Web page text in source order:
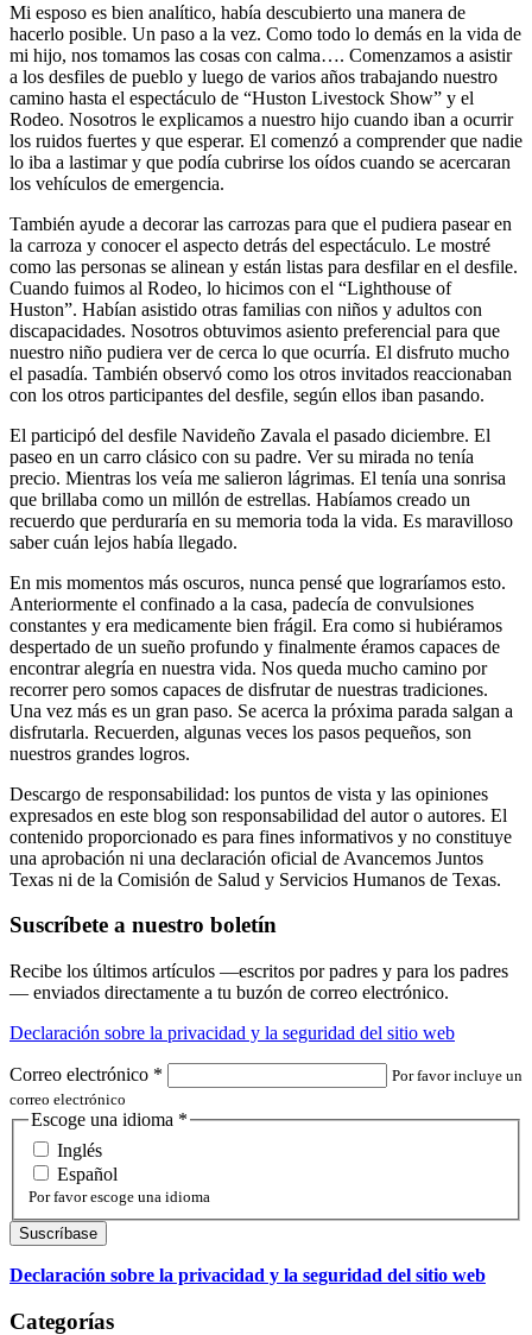
Mi esposo es bien analítico, había descubierto una manera de
hacerlo posible. Un paso a la vez. Como todo lo demás en la vida de
mi hijo, nos tomamos las cosas con calma…. Comenzamos a asistir
a los desfiles de pueblo y luego de varios años trabajando nuestro
camino hasta el espectáculo de “Huston Livestock Show” y el
Rodeo. Nosotros le explicamos a nuestro hijo cuando iban a ocurrir
los ruidos fuertes y que esperar. El comenzó a comprender que nadie
lo iba a lastimar y que podía cubrirse los oídos cuando se acercaran
los vehículos de emergencia.
También ayude a decorar las carrozas para que el pudiera pasear en
la carroza y conocer el aspecto detrás del espectáculo. Le mostré
como las personas se alinean y están listas para desfilar en el desfile.
Cuando fuimos al Rodeo, lo hicimos con el “Lighthouse of
Huston”. Habían asistido otras familias con niños y adultos con
discapacidades. Nosotros obtuvimos asiento preferencial para que
nuestro niño pudiera ver de cerca lo que ocurría. El disfruto mucho
el pasadía. También observó como los otros invitados reaccionaban
con los otros participantes del desfile, según ellos iban pasando.
El participó del desfile Navideño Zavala el pasado diciembre. El
paseo en un carro clásico con su padre. Ver su mirada no tenía
precio. Mientras los veía me salieron lágrimas. El tenía una sonrisa
que brillaba como un millón de estrellas. Habíamos creado un
recuerdo que perduraría en su memoria toda la vida. Es maravilloso
saber cuán lejos había llegado.
En mis momentos más oscuros, nunca pensé que lograríamos esto.
Anteriormente el confinado a la casa, padecía de convulsiones
constantes y era medicamente bien frágil. Era como si hubiéramos
despertado de un sueño profundo y finalmente éramos capaces de
encontrar alegría en nuestra vida. Nos queda mucho camino por
recorrer pero somos capaces de disfrutar de nuestras tradiciones.
Una vez más es un gran paso. Se acerca la próxima parada salgan a
disfrutarla. Recuerden, algunas veces los pasos pequeños, son
nuestros grandes logros.
Descargo de responsabilidad: los puntos de vista y las opiniones
expresados en este blog son responsabilidad del autor o autores. El
contenido proporcionado es para fines informativos y no constituye
una aprobación ni una declaración oficial de Avancemos Juntos
Texas ni de la Comisión de Salud y Servicios Humanos de Texas.
Suscríbete a nuestro boletín
Recibe los últimos artículos —escritos por padres y para los padres
— enviados directamente a tu buzón de correo electrónico.
Declaración sobre la privacidad y la seguridad del sitio web
Correo electrónico *
Por favor incluye un
correo electrónico
Escoge una idioma *
Inglés
Español
Por favor escoge una idioma
Declaración sobre la privacidad y la seguridad del sitio web
Categorías